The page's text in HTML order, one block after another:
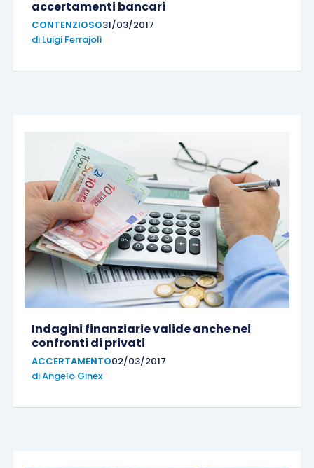
accertamenti bancari
CONTENZIOSO31/03/2017
di Luigi Ferrajoli
Indagini finanziarie valide anche nei
confronti di privati
ACCERTAMENTO02/03/2017
diAngelo Ginex